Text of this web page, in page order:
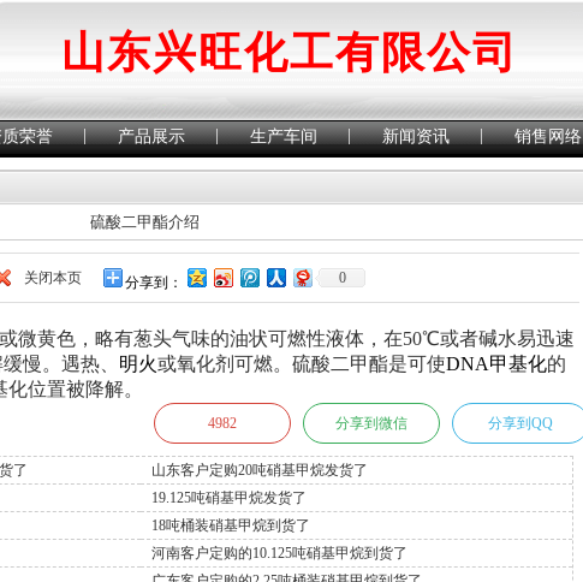
山东兴旺化工有限公司
荣誉 | 产品展示 | 生产车间 | 新闻资讯 | 销售网络
硫酸二甲酯介绍
关闭本页 分享到： 0
微黄色，略有葱头气味的油状可燃性液体，在50℃或者碱水易迅速
慢。遇热、 明火或氧化剂可燃。硫酸二甲酯是可使DNA甲基化的
位置被降解。
4982 分享到微信 分享到QQ
了
山东客户定购20吨硝基甲烷发货了
19.125吨硝基甲烷发货了
18吨桶装硝基甲烷到货了
河南客户定购的10.125吨硝基甲烷到货了